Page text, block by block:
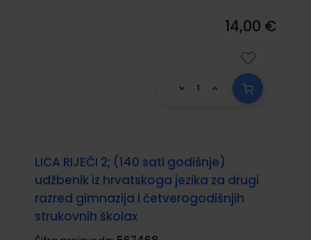
14,00 €
LICA RIJEČI 2; (140 sati godišnje)
udžbenik iz hrvatskoga jezika za drugi
razred gimnazija i četverogodišnjih
strukovnih školax